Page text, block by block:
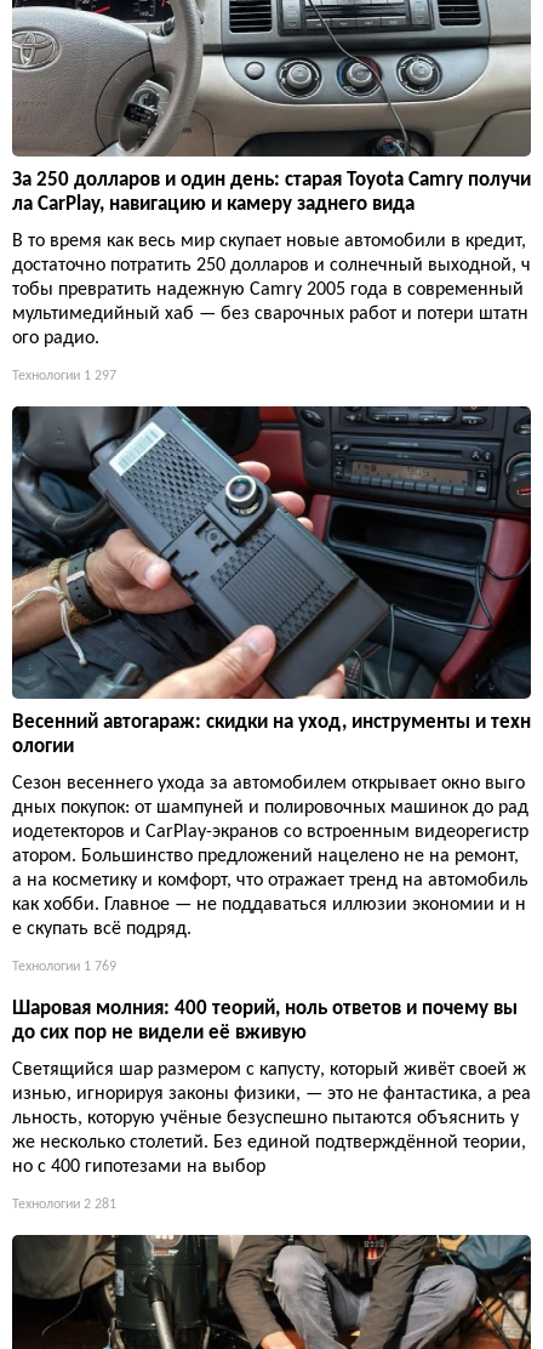
За 250 долларов и один день: старая Toyota Camry получи
ла CarPlay, навигацию и камеру заднего вида
В то время как весь мир скупает новые автомобили в кредит,
достаточно потратить 250 долларов и солнечный выходной, ч
тобы превратить надежную Camry 2005 года в современный
мультимедийный хаб — без сварочных работ и потери штатн
ого радио.
Технологии 1 297
Весенний автогараж: скидки на уход, инструменты и техн
ологии
Сезон весеннего ухода за автомобилем открывает окно выго
дных покупок: от шампуней и полировочных машинок до рад
иодетекторов и CarPlay-экранов со встроенным видеорегистр
атором. Большинство предложений нацелено не на ремонт,
а на косметику и комфорт, что отражает тренд на автомобиль
как хобби. Главное — не поддаваться иллюзии экономии и н
е скупать всё подряд.
Технологии 1 769
Шаровая молния: 400 теорий, ноль ответов и почему вы
до сих пор не видели её вживую
Светящийся шар размером с капусту, который живёт своей ж
изнью, игнорируя законы физики, — это не фантастика, а реа
льность, которую учёные безуспешно пытаются объяснить у
же несколько столетий. Без единой подтверждённой теории,
но с 400 гипотезами на выбор
Технологии 2 281